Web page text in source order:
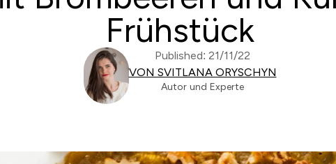
Frühstück
Published: 21/11/22
VON SVITLANA ORYSCHYN
Autor und Experte